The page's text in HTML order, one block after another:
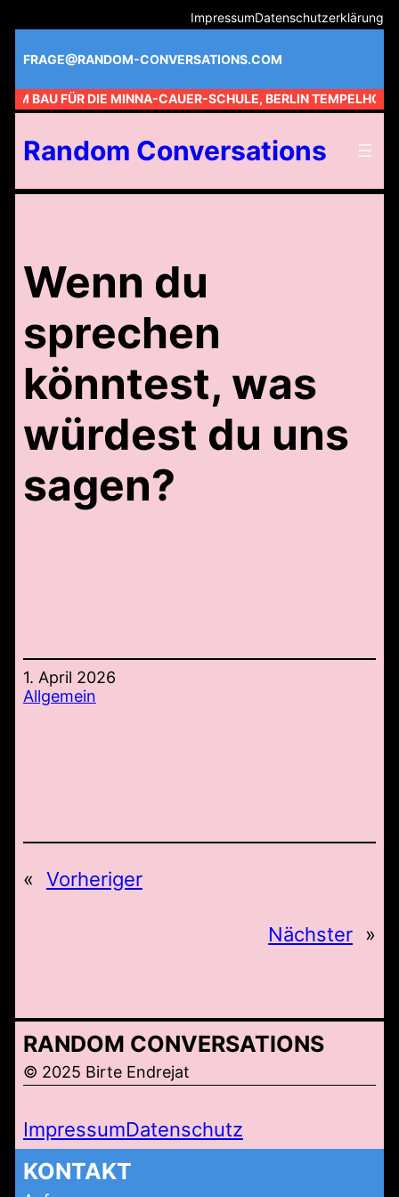
Inhalt
springen
ImpressumDatenschutzerklärung
FRAGE@RANDOM-CONVERSATIONS.COM
AM BAU FÜR DIE MINNA-CAUER-SCHULE, BERLIN TEMPELHOF //
Random Conversations
Wenn du
sprechen
könntest, was
würdest du uns
sagen?
1. April 2026
Allgemein
« Vorheriger
Nächster »
RANDOM CONVERSATIONS
© 2025 Birte Endrejat
ImpressumDatenschutz
KONTAKT